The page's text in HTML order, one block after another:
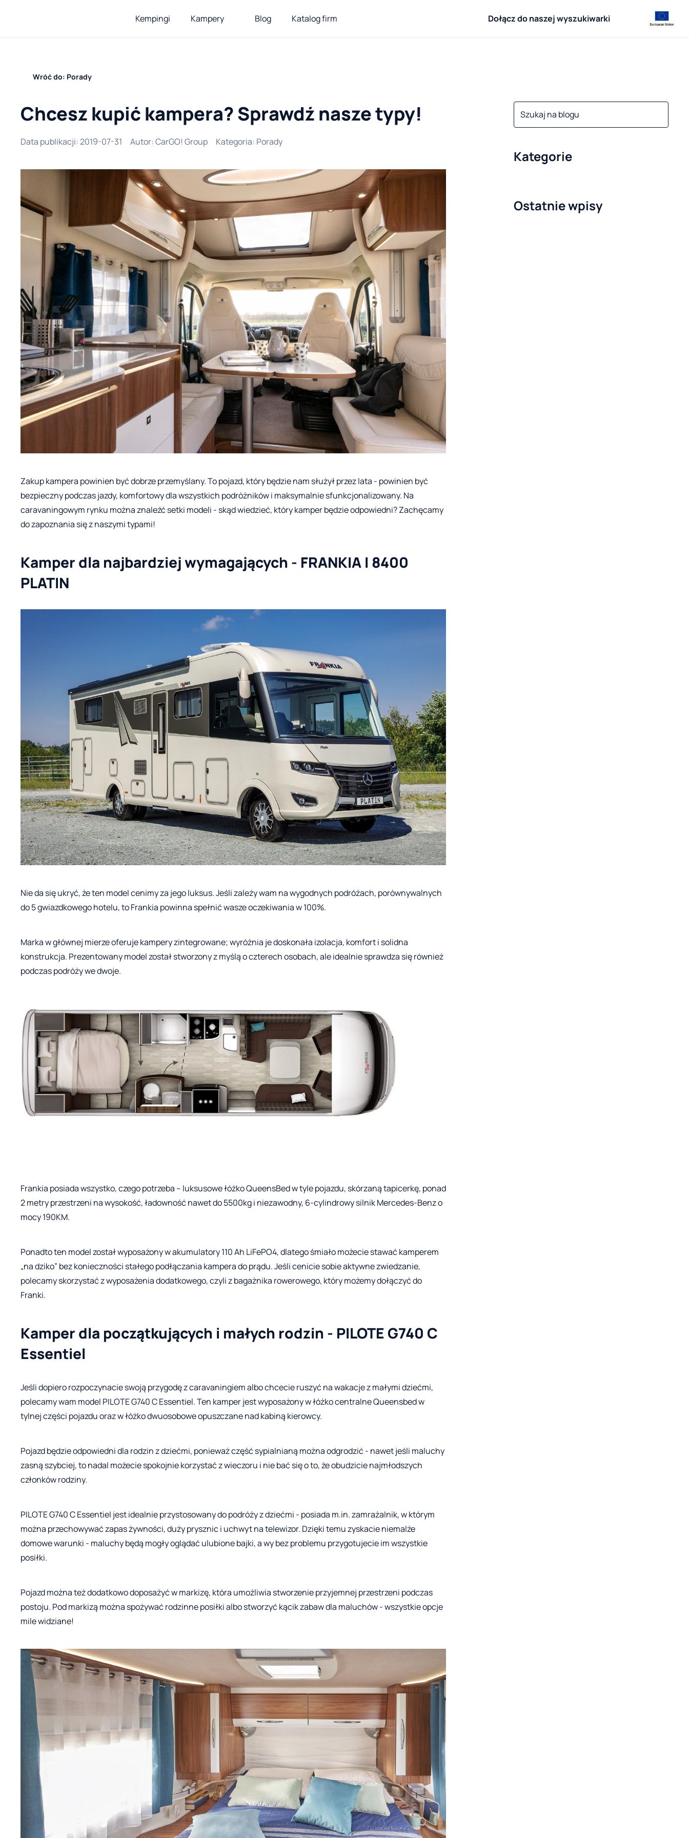
Kempingi Kampery Blog Katalog firm Dołącz do naszej wyszukiwarki
Wróć do: Porady
Kategorie
Chcesz kupić kampera? Sprawdź nasze typy!
Data publikacji: 2019-07-31 Autor: CarGO! Group Kategoria: Porady
Zakup kampera powinien być dobrze przemyślany. To pojazd, który będzie nam służył przez lata - powinien być
bezpieczny podczas jazdy, komfortowy dla wszystkich podróżników i maksymalnie sfunkcjonalizowany. Na
caravaningowym rynku można znaleźć setki modeli - skąd wiedzieć, który kamper będzie odpowiedni? Zachęcamy
do zapoznania się z naszymi typami!
Kamper dla najbardziej wymagających - FRANKIA I 8400
PLATIN
Nie da się ukryć, że ten model cenimy za jego luksus. Jeśli zależy wam na wygodnych podróżach, porównywalnych
do 5 gwiazdkowego hotelu, to Frankia powinna spełnić wasze oczekiwania w 100%.
Marka w głównej mierze oferuje kampery zintegrowane; wyróżnia je doskonała izolacja, komfort i solidna
konstrukcja. Prezentowany model został stworzony z myślą o czterech osobach, ale idealnie sprawdza się również
podczas podróży we dwoje.
Frankia posiada wszystko, czego potrzeba – luksusowe łóżko QueensBed w tyle pojazdu, skórzaną tapicerkę, ponad
2 metry przestrzeni na wysokość, ładowność nawet do 5500kg i niezawodny, 6-cylindrowy silnik Mercedes-Benz o
mocy 190KM.
Ponadto ten model został wyposażony w akumulatory 110 Ah LiFePO4, dlatego śmiało możecie stawać kamperem
„na dziko” bez konieczności stałego podłączania kampera do prądu. Jeśli cenicie sobie aktywne zwiedzanie,
polecamy skorzystać z wyposażenia dodatkowego, czyli z bagażnika rowerowego, który możemy dołączyć do
Franki.
Kamper dla początkujących i małych rodzin - PILOTE G740 C
Essentiel
Jeśli dopiero rozpoczynacie swoją przygodę z caravaningiem albo chcecie ruszyć na wakacje z małymi dziećmi,
polecamy wam model PILOTE G740 C Essentiel. Ten kamper jest wyposażony w łóżko centralne Queensbed w
tylnej części pojazdu oraz w łóżko dwuosobowe opuszczane nad kabiną kierowcy.
Pojazd będzie odpowiedni dla rodzin z dziećmi, ponieważ część sypialnianą można odgrodzić - nawet jeśli maluchy
zasną szybciej, to nadal możecie spokojnie korzystać z wieczoru i nie bać się o to, że obudzicie najmłodszych
członków rodziny.
PILOTE G740 C Essentiel jest idealnie przystosowany do podróży z dziećmi - posiada m.in. zamrażalnik, w którym
można przechowywać zapas żywności, duży prysznic i uchwyt na telewizor. Dzięki temu zyskacie niemalże
domowe warunki - maluchy będą mogły oglądać ulubione bajki, a wy bez problemu przygotujecie im wszystkie
posiłki.
Pojazd można też dodatkowo doposażyć w markizę, która umożliwia stworzenie przyjemnej przestrzeni podczas
postoju. Pod markizą można spożywać rodzinne posiłki albo stworzyć kącik zabaw dla maluchów - wszystkie opcje
mile widziane!
Ostatnie wpisy